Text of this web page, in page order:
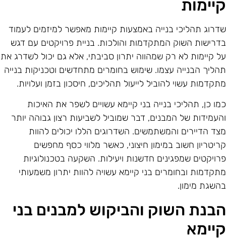
תהליכי בנייה באמצעות קיימות מאפשר למיזמים לעמוד
השוק המתקדמות והולכות. בניית פרויקטים עם דגש
קיימות לא רק שמהווה יתרון סביבתי, אלא גם יכול לשדרג את
הבנייה עצמו. שימוש בחומרים מתחדשים וטכניקות בנייה
עשוי להוביל לייעול תהליכים, חיסכון בזמן ועלויות.
כן, תהליכי בנייה בני קיימא עשויים לשפר את האיכות
של המבנים, דבר שמוביל לשביעות רצון גבוהה יותר
הדיירים והמשתמשים. השדרוגים הללו יכולים להוות
חשוב במימון חיצוני, כאשר מלווי כסף מחפשים
שמפגינים חדשנות ויעילות. השקעה בטכנולוגיות
ובחומרים בני קיימא עשויה להוות יתרון משמעותי
מימון.
השוק והביקוש למבנים בני